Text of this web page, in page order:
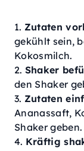
Zutaten
gekühlt sein,
Kokosmilch.
Shaker
den Shaker
Zutaten
Ananassaft,
Shaker geben.
Kräftig